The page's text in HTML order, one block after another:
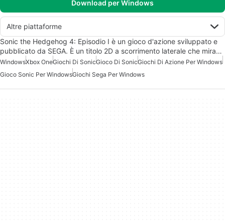
Download per Windows
Altre piattaforme
Sonic the Hedgehog 4: Episodio I è un gioco d'azione sviluppato e
pubblicato da SEGA. È un titolo 2D a scorrimento laterale che mira…
WindowsXbox OneGiochi Di SonicGioco Di SonicGiochi Di Azione Per Windows
Gioco Sonic Per WindowsGiochi Sega Per Windows